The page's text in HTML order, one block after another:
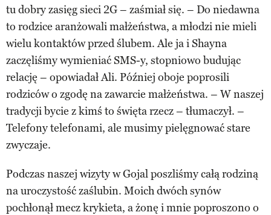
tu dobry zasięg sieci 2G – zaśmiał się. – Do niedawna
to rodzice aranżowali małżeństwa, a młodzi nie mieli
wielu kontaktów przed ślubem. Ale ja i Shayna
zaczęliśmy wymieniać SMS-y, stopniowo budując
relację – opowiadał Ali. Później oboje poprosili
rodziców o zgodę na zawarcie małżeństwa. – W naszej
tradycji bycie z kimś to święta rzecz – tłumaczył. –
Telefony telefonami, ale musimy pielęgnować stare
zwyczaje.
Podczas naszej wizyty w Gojal poszliśmy całą rodziną
na uroczystość zaślubin. Moich dwóch synów
pochłonął mecz krykieta, a żonę i mnie poproszono o